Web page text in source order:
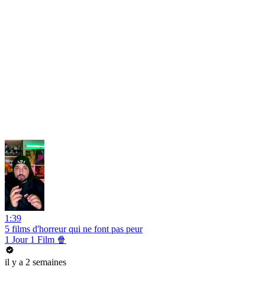
1:39
5 films d'horreur qui ne font pas peur
1 Jour 1 Film 🍿
il y a 2 semaines